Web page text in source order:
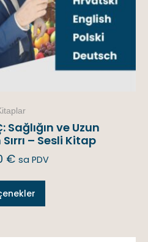
Sağlığın ve Uzun
– Sesli Kitap
€ sa PDV